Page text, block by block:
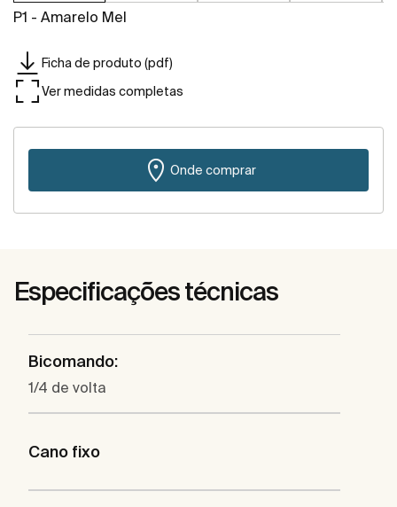
P1 - Amarelo Mel
Ficha de produto (pdf)
Ver medidas completas
Onde comprar
Especificações técnicas
Bicomando:
1/4 de volta
Cano fixo